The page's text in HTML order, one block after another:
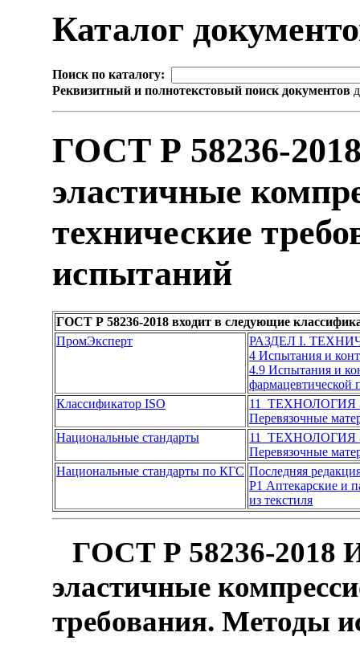
Каталог
Поиск по каталогу:
Реквизитный и полнотекстовый поиск документов
ГОСТ Р 58236-
эластичные
технические
испытаний
ГОСТ Р 58236-2018 входит в следующие
ПромЭксперт
РАЗДЕЛ I.
4 Испытания и
4.9 Испытания и
Классификатор ISO
11
Перевязочные
Национальные стандарты
11
Перевязочные
Национальные стандарты по КГС Последняя
Р1 Аптекарские и
из текстиля
ГОСТ Р 58236-2018
эластичные
требования. Методы